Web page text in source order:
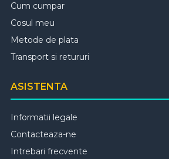
Cum cumpar
Cosul meu
Metode de plata
Transport si retururi
ASISTENTA
Informatii legale
Contacteaza-ne
Intrebari frecvente